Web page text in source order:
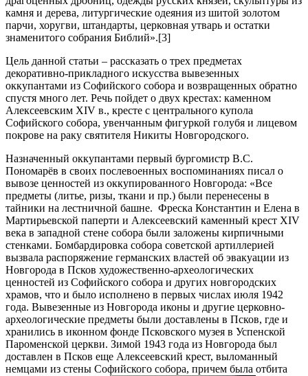
камня и дерева, литургические одеяния из шитой золотом
парчи, хоругви, штандарты, церковная утварь и остатки
знаменитого собрания Библий».[3]
Цель данной статьи – рассказать о трех предметах
декоративно-прикладного искусства вывезенных
оккупантами из Софийского собора и возвращенных обратно
спустя много лет. Речь пойдет о двух крестах: каменном
Алексеевским XIV в., кресте с центрального купола
Софийского собора, увенчанным фигуркой голубя и лицевом
покрове на раку святителя Никиты Новгородского.
Назначенный оккупантами первый бургомистр В.С.
Пономарёв в своих послевоенных воспоминаниях писал о
вывозе ценностей из оккупированного Новгорода: «Все
предметы (литье, ризы, ткани и пр.) были перенесены в
тайники на лестничной башне. Фреска Константин и Елена в
Мартирьевской паперти и Алексеевский каменный крест XIV
века в западной стене собора были заложены кирпичными
стенками. Бомбардировка собора советской артиллерией
вызвала распоряжение германских властей об эвакуации из
Новгорода в Псков художественно-археологических
ценностей из Софийского собора и других новгородских
храмов, что и было исполнено в первых числах июля 1942
года. Вывезенные из Новгорода иконы и другие церковно-
археологические предметы были доставлены в Псков, где и
хранились в иконном фонде Псковского музея в Успенской
Пароменской церкви. Зимой 1943 года из Новгорода был
доставлен в Псков еще Алексеевский крест, выломанный
немцами из стены Софийского собора, причем была отбита